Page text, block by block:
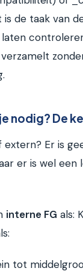
is de taak van
nodig? De
extern? Er is
er is wel een
interne FG als:
tot